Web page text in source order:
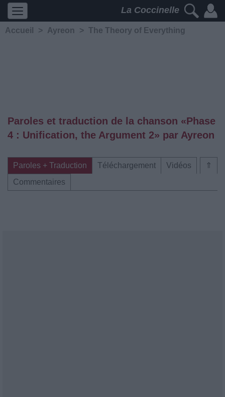
La Coccinelle
Accueil > Ayreon > The Theory of Everything
Paroles et traduction de la chanson «Phase
4 : Unification, the Argument 2» par Ayreon
⇑
Paroles + Traduction Téléchargement
Vidéos
Commentaires